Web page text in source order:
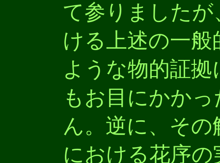
て参りました
ける上述の一
ような物的証
もお目にかか
ん。逆に、そ
における花序